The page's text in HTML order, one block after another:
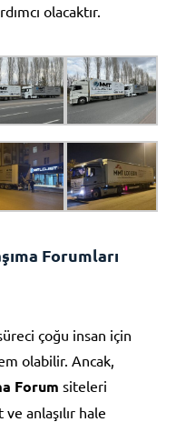
olacaktır.
Forumları
çoğu insan için
olabilir. Ancak,
Forum siteleri
anlaşılır hale